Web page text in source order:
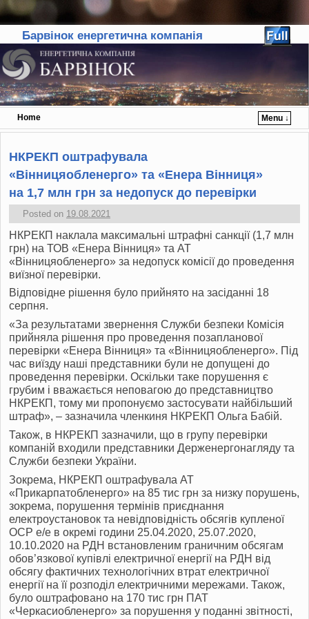
Барвінок енергетична компанія
Home
Menu ↓
Skip to primary content
Skip to secondary content
НКРЕКП оштрафувала
«Вінницяобленерго» та «Енера Вінниця»
на 1,7 млн грн за недопуск до перевірки
Posted on 19.08.2021
НКРЕКП наклала максимальні штрафні санкції (1,7 млн
грн) на ТОВ «Енера Вінниця» та АТ
«Вінницяобленерго» за недопуск комісії до проведення
виїзної перевірки.
Відповідне рішення було прийнято на засіданні 18
серпня.
«За результатами звернення Служби безпеки Комісія
прийняла рішення про проведення позапланової
перевірки «Енера Вінниця» та «Вінницяобленерго». Під
час виїзду наші представники були не допущені до
проведення перевірки. Оскільки таке порушення є
грубим і вважається неповагою до представництво
НКРЕКП, тому ми пропонуємо застосувати найбільший
штраф», – зазначила членкиня НКРЕКП Ольга Бабій.
Також, в НКРЕКП зазначили, що в групу перевірки
компаній входили представники Держенергонагляду та
Служби безпеки України.
Зокрема, НКРЕКП оштрафувала АТ
«Прикарпатобленерго» на 85 тис грн за низку порушень,
зокрема, порушення термінів приєднання
електроустановок та невідповідність обсягів купленої
ОСР е/е в окремі години 25.04.2020, 25.07.2020,
10.10.2020 на РДН встановленим граничним обсягам
обов’язкової купівлі електричної енергії на РДН від
обсягу фактичних технологічних втрат електричної
енергії на її розподіл електричними мережами. Також,
було оштрафовано на 170 тис грн ПАТ
«Черкасиобленерго» за порушення у поданні звітності,